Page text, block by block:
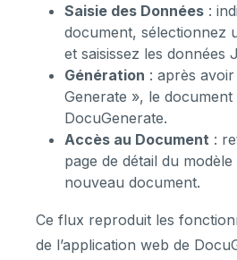
Saisie des Données :
document, sélectionnez
et saisissez les données
Génération : après
Generate », le document
DocuGenerate.
Accès au Document :
page de détail du
nouveau document.
Ce flux reproduit les
de l’application web de